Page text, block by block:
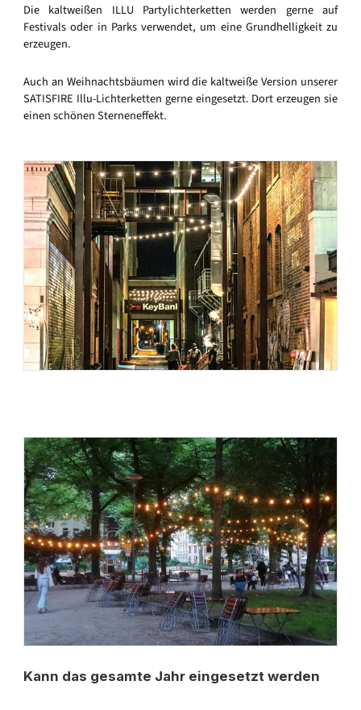
Die kaltweißen ILLU Partylichterketten werden gerne auf
Festivals oder in Parks verwendet, um eine Grundhelligkeit zu
erzeugen.
Auch an Weihnachtsbäumen wird die kaltweiße Version unserer
SATISFIRE Illu-Lichterketten gerne eingesetzt. Dort erzeugen sie
einen schönen Sterneneffekt.
Kann das gesamte Jahr eingesetzt werden